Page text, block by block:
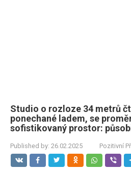
Studio o rozloze 34 metrů
ponechané ladem, se
sofistikovaný prostor:
Published by: 26.02.2025 Pozitivní